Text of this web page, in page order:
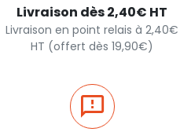
Livraison dès 2,40€ HT
Livraison en point relais à 2,40€
HT (offert dès 19,90€)